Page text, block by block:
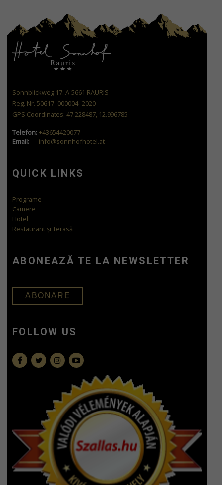
Sonnblickweg 17. A-5661 RAURIS
Reg. Nr. 50617- 000004 -2020
GPS Coordinates: 47.228487, 12.996785
Telefon:+43654420077
Email:
info@sonnhofhotel.at
QUICK LINKS
Programe
Camere
Hotel
Restaurant și Terasă
ABONEAZĂ TE LA NEWSLETTER
ABONARE
FOLLOW US